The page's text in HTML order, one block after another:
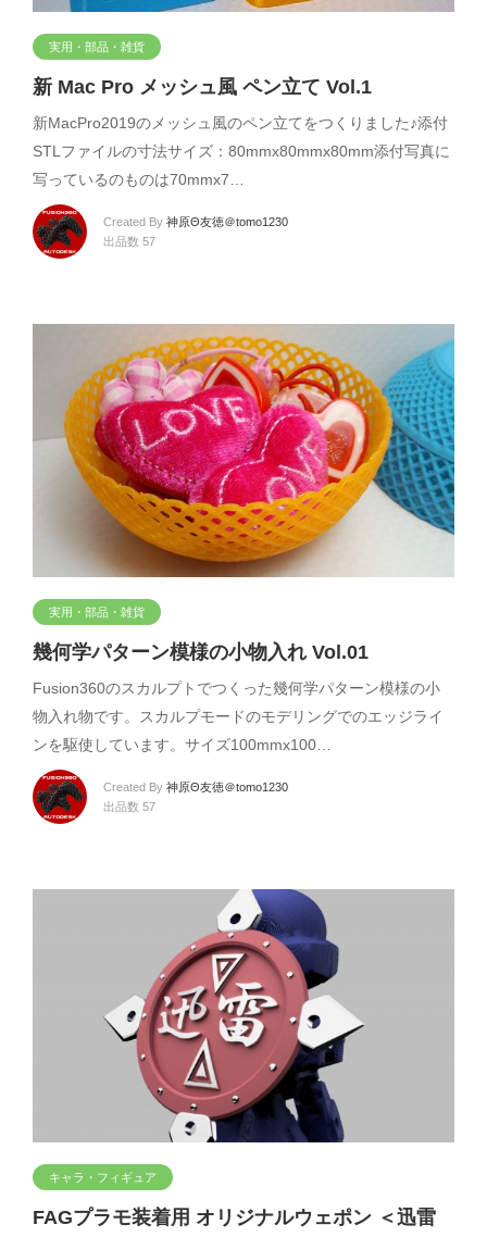
実用・部品・雑貨
新 Mac Pro メッシュ風 ペン立て Vol.1
新MacPro2019のメッシュ風のペン立てをつくりました♪添付
STLファイルの寸法サイズ：80mmx80mmx80mm添付写真に
写っているのものは70mmx7…
Created By 神原Θ友徳＠tomo1230
出品数 57
実用・部品・雑貨
幾何学パターン模様の小物入れ Vol.01
Fusion360のスカルプトでつくった幾何学パターン模様の小
物入れ物です。スカルプモードのモデリングでのエッジライ
ンを駆使しています。サイズ100mmx100…
Created By 神原Θ友徳＠tomo1230
出品数 57
キャラ・フィギュア
FAGプラモ装着用 オリジナルウェポン ＜迅雷